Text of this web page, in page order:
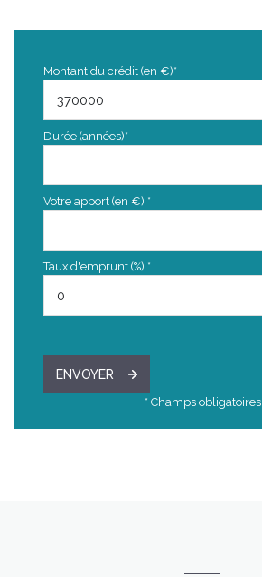
Montant du crédit (en €)*
Durée (années)*
Votre apport (en €) *
Taux d'emprunt (%) *
ENVOYER
* Champs obligatoires